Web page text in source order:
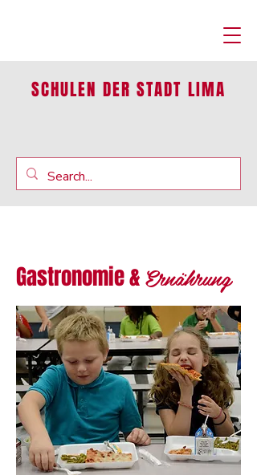
SCHULEN DER STADT LIMA
Gastronomie &Ernährung